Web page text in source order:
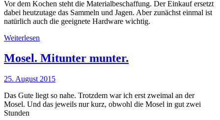
Vor dem Kochen steht die Materialbeschaffung. Der Einkauf ersetzt
dabei heutzutage das Sammeln und Jagen. Aber zunächst einmal ist
natürlich auch die geeignete Hardware wichtig.
Weiterlesen
Mosel. Mitunter munter.
25. August 2015
Das Gute liegt so nahe. Trotzdem war ich erst zweimal an der
Mosel. Und das jeweils nur kurz, obwohl die Mosel in gut zwei
Stunden